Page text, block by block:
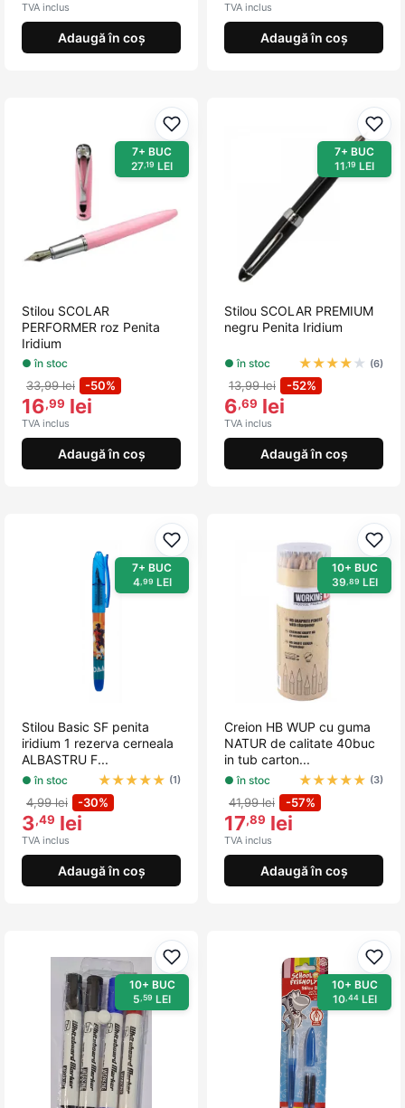
TVA inclus
Adaugă în coș
TVA inclus
Adaugă în coș
Adaugă la favorite
7+ BUC
27,19 LEI
Stilou SCOLAR
PERFORMER roz Penita
Iridium
● în stoc
33,99 lei -50%
16,99 lei
TVA inclus
Adaugă în coș
7+ BUC
11,19 LEI
Stilou SCOLAR PREMIUM
negru Penita Iridium
● în stoc ★★★★ ★ (6)
13,99 lei -52%
6,69 lei
TVA inclus
Adaugă în coș
Adaugă la favorite
7+ BUC
4 ,99 LEI
Stilou Basic SF penita
iridium 1 rezerva cerneala
ALBASTRU F...
● în stoc ★★★★★ (1)
4,99 lei -30%
3,49 lei
TVA inclus
Adaugă în coș
10+ BUC
39 ,89 LEI
Creion HB WUP cu guma
NATUR de calitate 40buc
in tub carton...
● în stoc ★★★★★ (3)
41,99 lei -57%
17,89 lei
TVA inclus
Adaugă în coș
Adaugă la favorite
10+ BUC
5,59 LEI
10+ BUC
10,44LEI